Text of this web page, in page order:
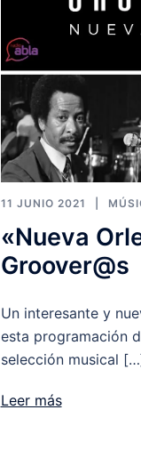
11 JUNIO 2021
«Nueva
Groover@s
Un interesante y
esta programación
selección musical
Leer más